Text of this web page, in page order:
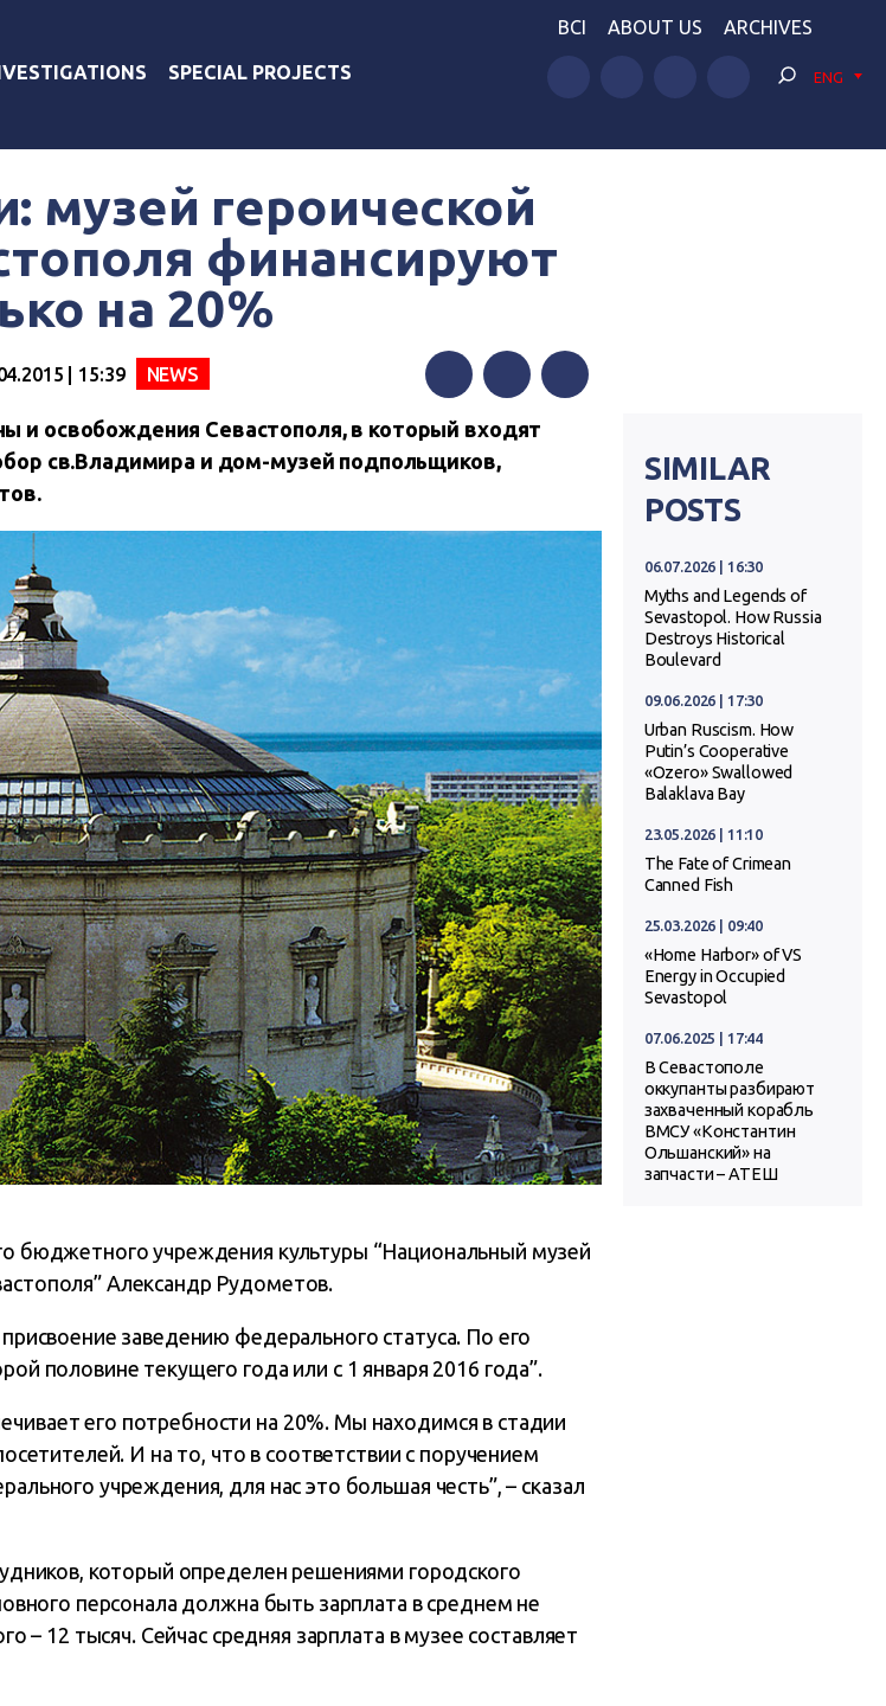
SPECIAL PROJECTS
BCI ABOUT US ARCHIVES
ENG
музей героической
финансируют
на 20%
| 15:39 NEWS
FacebookTwitter
и освобождения Севастополя, в который входят
св.Владимира и дом-музей подпольщиков,
бюджетного учреждения культуры “Национальный музей
Александр Рудометов.
заведению федерального статуса. По его
половине текущего года или с 1 января 2016 года”.
его потребности на 20%. Мы находимся в стадии
И на то, что в соответствии с поручением
учреждения, для нас это большая честь”, – сказал
который определен решениями городского
персонала должна быть зарплата в среднем не
– 12 тысяч. Сейчас средняя зарплата в музее составляет
SIMILAR
POSTS
06.07.2026 | 16:30
Myths and Legends of
Sevastopol. How Russia
Destroys Historical
Boulevard
09.06.2026 | 17:30
Urban Ruscism. How
Putin’s Cooperative
«Ozero» Swallowed
Balaklava Bay
23.05.2026 | 11:10
The Fate of Crimean
Canned Fish
25.03.2026 | 09:40
«Home Harbor» of VS
Energy in Occupied
Sevastopol
07.06.2025 | 17:44
В Севастополе
оккупанты разбирают
захваченный корабль
ВМСУ «Константин
Ольшанский» на
запчасти – АТЕШ